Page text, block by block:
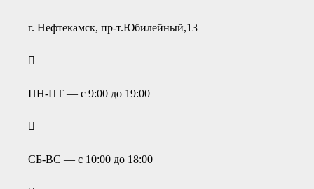
г. Нефтекамск, пр-т.Юбилейный,13
ПН-ПТ — с 9:00 до 19:00
СБ-ВС — с 10:00 до 18:00